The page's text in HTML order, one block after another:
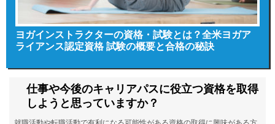
ヨガインストラクターの資格・試験とは？全米ヨガア
ライアンス認定資格 試験の概要と合格の秘訣
仕事や今後のキャリアパスに役立つ資格を取得
しようと思っていますか？